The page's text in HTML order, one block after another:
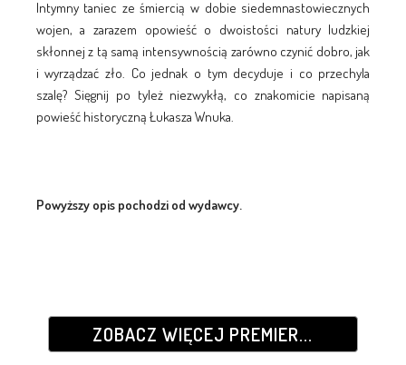
Intymny taniec ze śmiercią w dobie siedemnastowiecznych
wojen, a zarazem opowieść o dwoistości natury ludzkiej
skłonnej z tą samą intensywnością zarówno czynić dobro, jak
i wyrządzać zło. Co jednak o tym decyduje i co przechyla
szalę? Sięgnij po tyleż niezwykłą, co znakomicie napisaną
powieść historyczną Łukasza Wnuka.
Powyższy opis pochodzi od wydawcy.
ZOBACZ WIĘCEJ PREMIER...